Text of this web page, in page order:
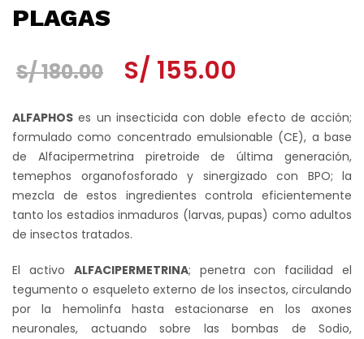
PLAGAS
S/180.00
El
original
era:
S/ 180.00.
S/ 155.00
actual
es:
S/ 155.00.
ALFAPHOS es un insecticida con doble efecto de acción;
formulado como concentrado emulsionable (CE), a base
de Alfacipermetrina piretroide de última generación,
temephos organofosforado y sinergizado con BPO; la
mezcla de estos ingredientes controla eficientemente
tanto los estadios inmaduros (larvas, pupas) como adultos
de insectos tratados.
El activo ALFACIPERMETRINA; penetra con facilidad el
tegumento o esqueleto externo de los insectos, circulando
por la hemolinfa hasta estacionarse en los axones
neuronales, actuando sobre las bombas de Sodio,